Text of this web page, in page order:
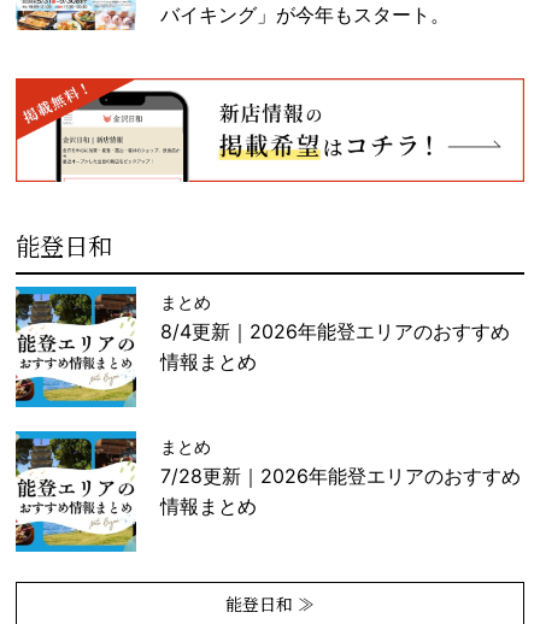
バイキング」が今年もスタート。
能登日和
まとめ
8/4更新｜2026年能登エリアのおすすめ
情報まとめ
まとめ
7/28更新｜2026年能登エリアのおすすめ
情報まとめ
能登日和 ≫